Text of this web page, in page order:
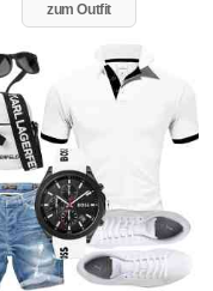
zum Outfit